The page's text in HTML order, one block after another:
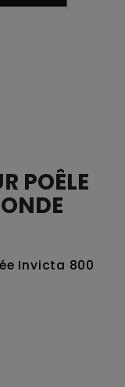
POÊLE
Invicta 800